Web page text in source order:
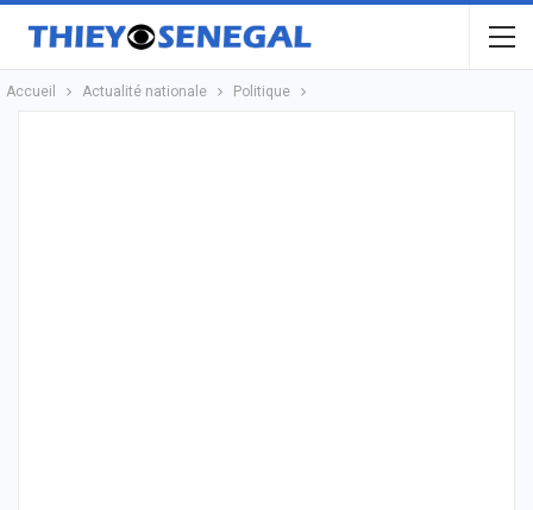
Accueil Actualité nationale Politique